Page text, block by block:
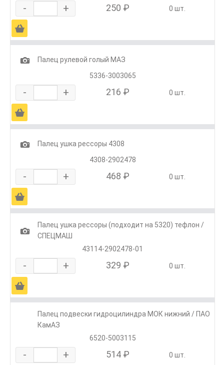
- + 250 ₽ 0 шт.
Ä
1
Палец рулевой голый МАЗ
5336-3003065
- + 216 ₽ 0 шт.
Ä
1
Палец ушка рессоры 4308
4308-2902478
- + 468 ₽ 0 шт.
Ä
1
Палец ушка рессоры (подходит на 5320) тефлон /
СПЕЦМАШ
43114-2902478-01
- + 329 ₽ 0 шт.
Ä
Палец подвески гидроцилиндра МОК нижний / ПАО
КамАЗ
6520-5003115
- + 514 ₽ 0 шт.